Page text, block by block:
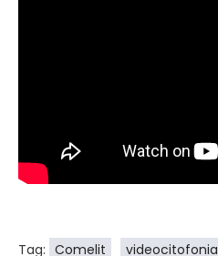
Tag: Comelit videocitofonia